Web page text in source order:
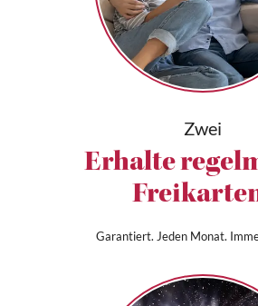
Zwei
Erhalte
Garantiert. Jeden Monat.